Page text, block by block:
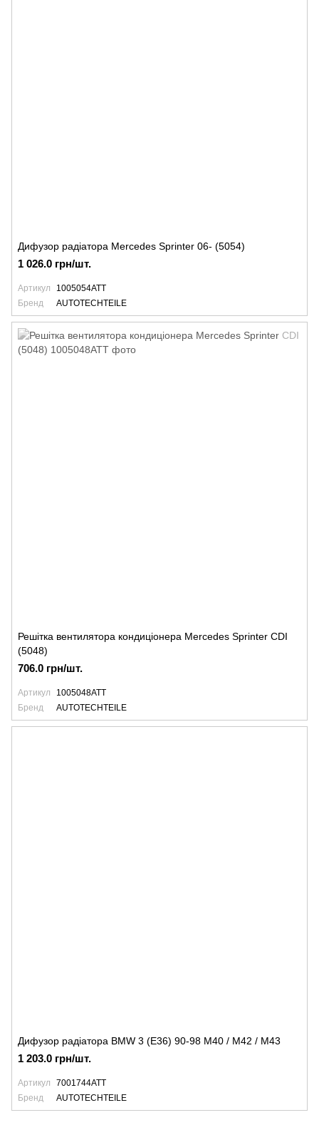
Дифузор радіатора Mercedes Sprinter 06- (5054)
1 026.0 грн/шт.
Артикул
1005054ATT
Бренд
AUTOTECHTEILE
Решітка вентилятора кондиціонера Mercedes Sprinter CDI
(5048)
706.0 грн/шт.
Артикул
1005048ATT
Бренд
AUTOTECHTEILE
Дифузор радіатора BMW 3 (E36) 90-98 M40 / M42 / M43
1 203.0 грн/шт.
Артикул
7001744ATT
Бренд
AUTOTECHTEILE